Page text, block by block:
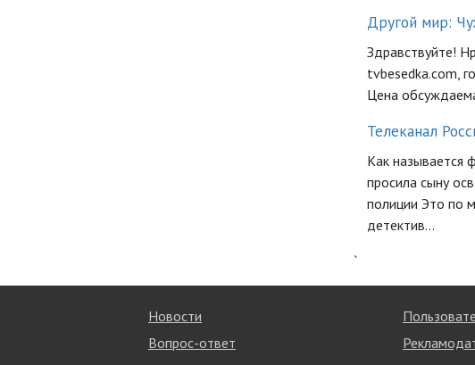
Другой мир:
Здравствуйте!
tvbesedka.com,
Цена
Телеканал
Как называется
просила сыну
полиции Это по
детектив...
`
Новости
Вопрос-ответ